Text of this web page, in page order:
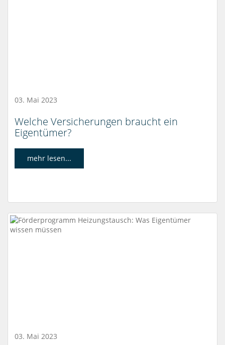
03. Mai 2023
Welche Versicherungen braucht ein
Eigentümer?
mehr lesen...
03. Mai 2023